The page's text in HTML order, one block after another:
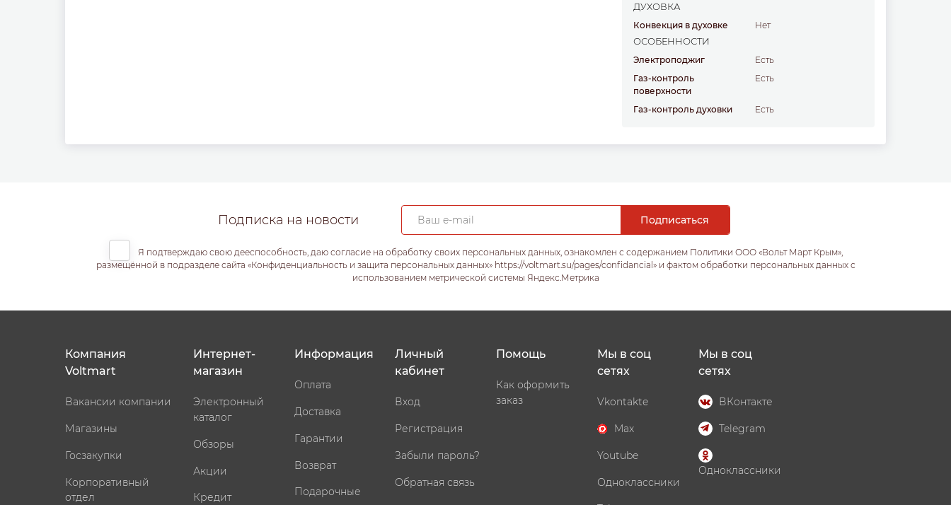
ДУХОВКА
Конвекция в духовке нет
ОСОБЕННОСТИ
Электроподжиг
есть
Газ-контроль
поверхности
есть
Газ-контроль духовки есть
Подписка на новости
Я подтверждаю свою дееспособность, даю согласие на обработку своих персональных данных, ознакомлен с содержанием Политики ООО «Вольт Март Крым»,
размещённой в подразделе сайта «Конфиденциальность и защита персональных данных» https://voltmart.su/pages/confidancial» и фактом обработки персональных данных с
использованием метрической системы Яндекс.Метрика
Компания
Voltmart
Вакансии компании
Магазины
Госзакупки
Корпоративный
отдел
Интернет-
магазин
Электронный
каталог
Обзоры
Акции
Кредит
Информация
Оплата
Доставка
Гарантии
Возврат
Подарочные
Личный
кабинет
Вход
Регистрация
Забыли пароль?
Обратная связь
Помощь
Как оформить
заказ
Мы в соц
сетях
Vkontakte
Max
Youtube
Одноклассники
Мы в соц
сетях
ВКонтакте
Telegram
Одноклассники